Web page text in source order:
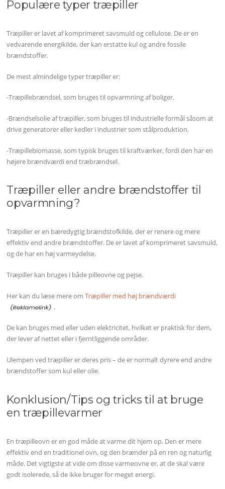
Populære typer træpiller
Træpiller er lavet af komprimeret savsmuld og cellulose. De er en
vedvarende energikilde, der kan erstatte kul og andre fossile
brændstoffer.
De mest almindelige typer træpiller er:
-Træpillebrændsel, som bruges til opvarmning af boliger.
-Brændselsolie af træpiller, som bruges til industrielle formål såsom at
drive generatorer eller kedler i industrier som stålproduktion.
-Træpillebiomasse, som typisk bruges til kraftværker, fordi den har en
højere brændværdi end træbrændsel.
Træpiller eller andre brændstoffer til
opvarmning?
Træpiller er en bæredygtig brændstofkilde, der er renere og mere
effektiv end andre brændstoffer. De er lavet af komprimeret savsmuld,
og de har en høj varmeydelse.
Træpiller kan bruges i både pilleovne og pejse.
Her kan du læse mere omTræpiller med høj brændværdi
.
De kan bruges med eller uden elektricitet, hvilket er praktisk for dem,
der lever af nettet eller i fjerntliggende områder.
Ulempen ved træpiller er deres pris – de er normalt dyrere end andre
brændstoffer som kul eller olie.
Konklusion/Tips og tricks til at bruge
en træpillevarmer
En træpilleovn er en god måde at varme dit hjem op. Den er mere
effektiv end en traditionel ovn, og den brænder på en ren og naturlig
måde. Det vigtigste at vide om disse varmeovne er, at de skal være
godt isolerede, så de ikke bruger for meget energi.